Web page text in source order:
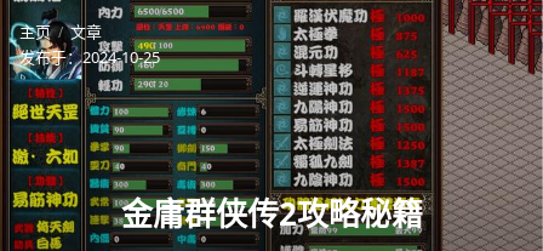
主页
文章
发布于：2024-10-25
金庸群侠传2攻略秘籍